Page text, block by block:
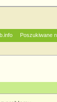
Poszukiwane